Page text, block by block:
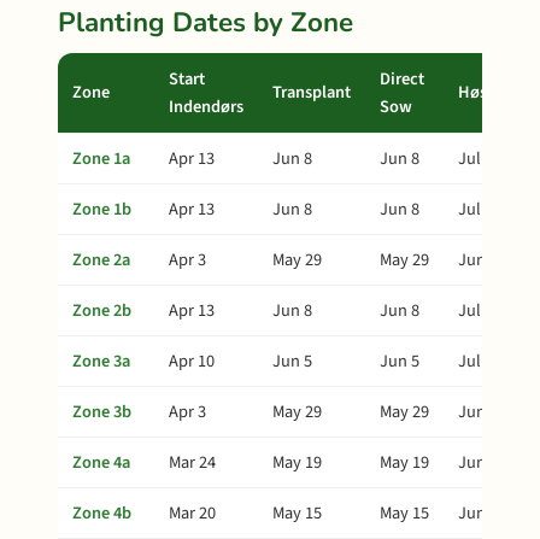
Planting Dates by Zone
Zone
Start
Indendørs
Transplant
Direct
Sow
Høst
Zone 1a Apr 13 Jun 8 Jun 8
Jul 8
Zone 1b
Apr 13 Jun 8 Jun 8
Jul 8
Zone 2a
Apr 3 May 29 May 29
Jun 28
Zone 2b
Apr 13 Jun 8 Jun 8
Jul 8
Zone 3a
Apr 10 Jun 5 Jun 5
Jul 5
Zone 3b
Apr 3 May 29 May 29
Jun 28
Zone 4a
Mar 24 May 19 May 19
Jun 18
Zone 4b
Mar 20 May 15 May 15
Jun 14